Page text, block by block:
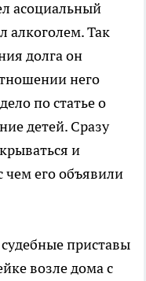
асоциальный
алкоголем. Так
долга он
него
по статье о
детей. Сразу
и
чем его объявили
приставы
возле дома с